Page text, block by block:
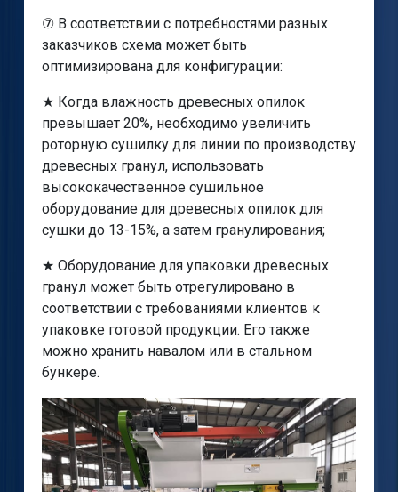
⑦ В соответствии с потребностями разных
заказчиков схема может быть
оптимизирована для конфигурации:
★ Когда влажность древесных опилок
превышает 20%, необходимо увеличить
роторную сушилку для линии по производству
древесных гранул, использовать
высококачественное сушильное
оборудование для древесных опилок для
сушки до 13-15%, а затем гранулирования;
★ Оборудование для упаковки древесных
гранул может быть отрегулировано в
соответствии с требованиями клиентов к
упаковке готовой продукции. Его также
можно хранить навалом или в стальном
бункере.